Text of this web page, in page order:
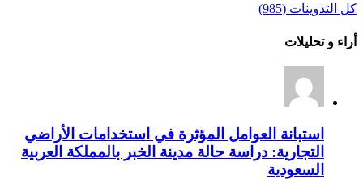
كل التدوينات (985)
أراء و تحليلات
استبانة العوامل المؤثرة في استخدامات الأراضي
التجارية: دراسة حالة مدينة الخبر بالمملكة العربية
السعودية